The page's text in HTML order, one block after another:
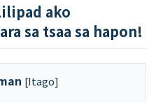
ako
sa tsaa sa hapon!
[Itago]